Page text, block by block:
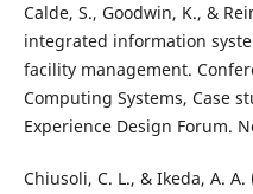
Calde, S., Goodwin, K., &
integrated information
facility management.
Computing Systems, Case
Experience Design Forum.
Chiusoli, C. L., & Ikeda, A.